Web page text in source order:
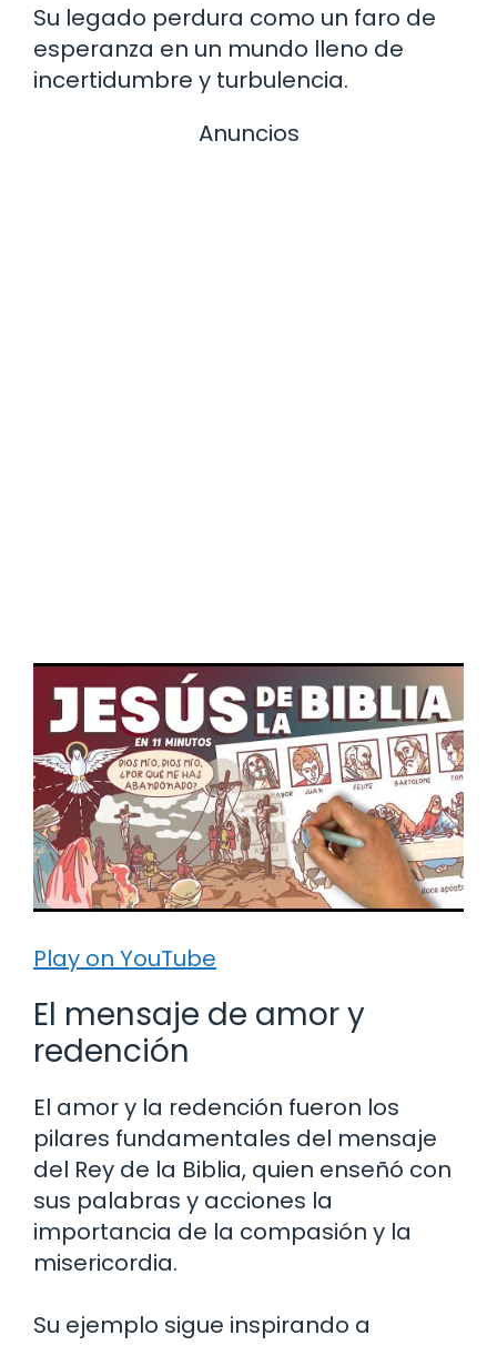
Su legado perdura como un faro de
esperanza en un mundo lleno de
incertidumbre y turbulencia.
Anuncios
Play on YouTube
El mensaje de amor y
redención
El amor y la redención fueron los
pilares fundamentales del mensaje
del Rey de la Biblia, quien enseñó con
sus palabras y acciones la
importancia de la compasión y la
misericordia.
Su ejemplo sigue inspirando a